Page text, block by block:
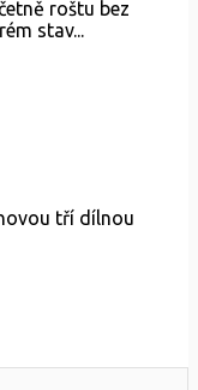
roštu bez
stav...
tří dílnou